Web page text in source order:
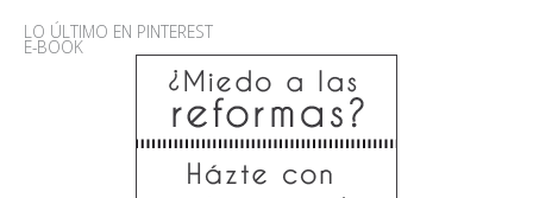
LO ÚLTIMO EN PINTEREST
E-BOOK